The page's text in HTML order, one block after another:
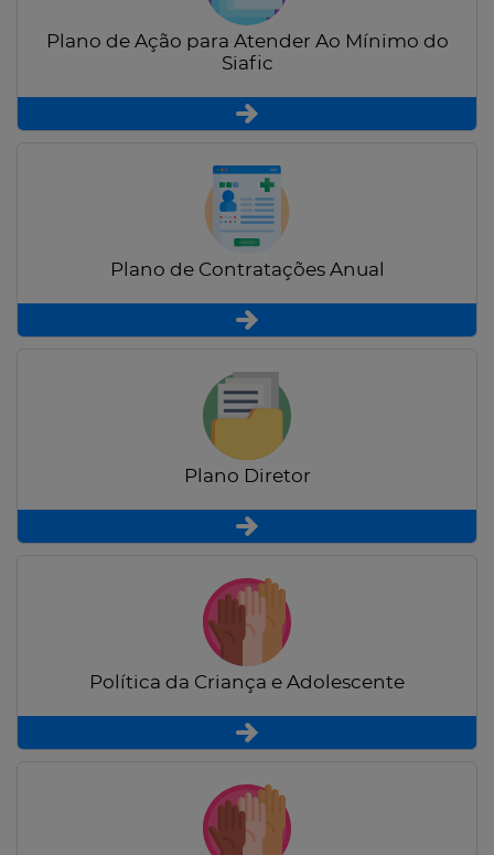
Plano de Ação para Atender Ao Mínimo do
Siafic
Plano de Contratações Anual
Plano Diretor
Política da Criança e Adolescente